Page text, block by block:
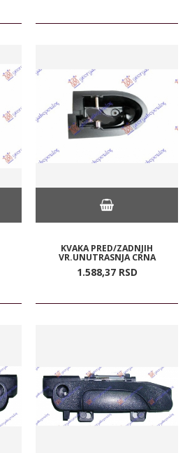
KVAKA PRED/ZADNJIH
VR.UNUTRASNJA CRNA
1.588,37 RSD